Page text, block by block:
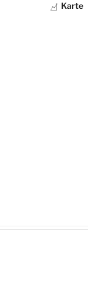
Karte